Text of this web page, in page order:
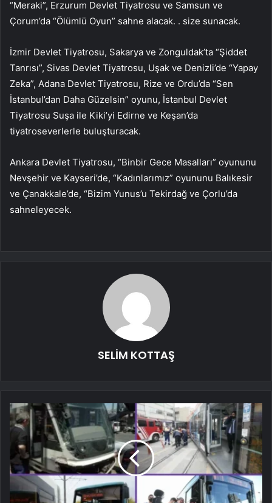
“Meraki”, Erzurum Devlet Tiyatrosu ve Samsun ve
Çorum’da “Ölümlü Oyun” sahne alacak. . size sunacak.
İzmir Devlet Tiyatrosu, Sakarya ve Zonguldak’ta “Şiddet
Tanrısı”, Sivas Devlet Tiyatrosu, Uşak ve Denizli’de “Yapay
Zeka”, Adana Devlet Tiyatrosu, Rize ve Ordu’da “Sen
İstanbul’dan Daha Güzelsin” oyunu, İstanbul Devlet
Tiyatrosu Suşa ile Kiki’yi Edirne ve Keşan’da
tiyatroseverlerle buluşturacak.
Ankara Devlet Tiyatrosu, “Binbir Gece Masalları” oyununu
Nevşehir ve Kayseri’de, “Kadınlarımız” oyununu Balıkesir
ve Çanakkale’de, “Bizim Yunus’u Tekirdağ ve Çorlu’da
sahneleyecek.
SELİM KOTTAŞ